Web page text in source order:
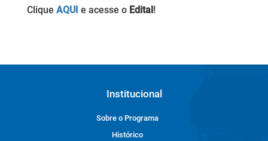
Clique AQUI e acesse o Edital!
Institucional
Sobre o Programa
Histórico